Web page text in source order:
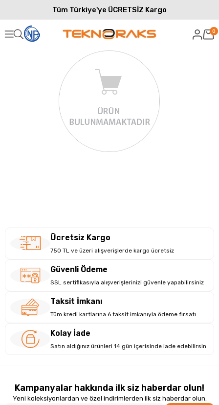
Tüm Türkiye'ye ÜCRETSİZ Kargo
0
Ücretsiz Kargo
750 TL ve üzeri alışverişlerde kargo ücretsiz
Güvenli Ödeme
SSL sertifikasıyla alışverişlerinizi güvenle yapabilirsiniz
Taksit İmkanı
Tüm kredi kartlarına 6 taksit imkanıyla ödeme fırsatı
Kolay İade
Satın aldığınız ürünleri 14 gün içerisinde iade edebilirsin
Kampanyalar hakkında ilk siz haberdar olun!
Yeni koleksiyonlardan ve özel indirimlerden ilk siz haberdar olun.